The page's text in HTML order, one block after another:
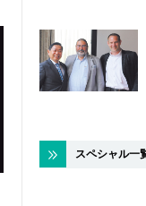
スペシャル一